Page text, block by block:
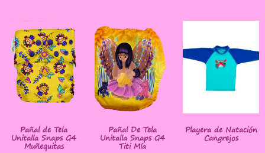
Pañal de Tela
Unitalla Snaps G4
Muñequitas
Pañal De Tela
Unitalla Snaps G4
Titi Mía
Playera de Natación
Cangrejos